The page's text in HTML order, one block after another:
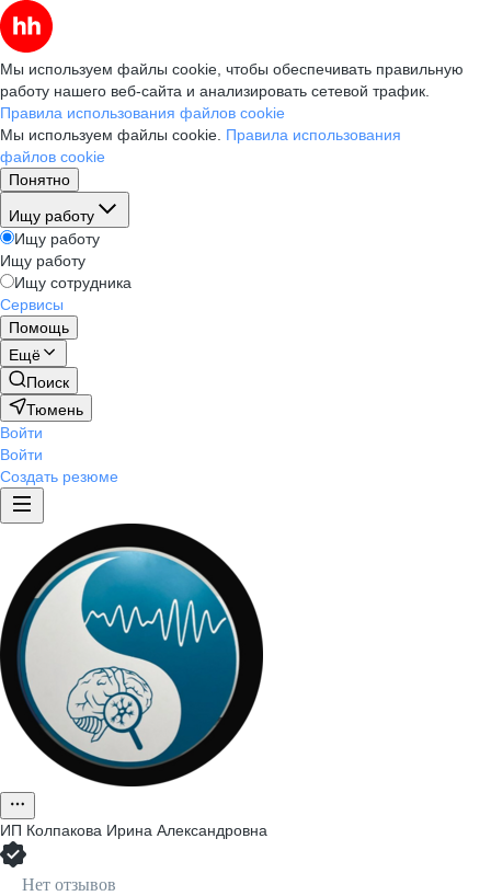
Мы используем файлы cookie, чтобы обеспечивать правильную
работу нашего веб-сайта и анализировать сетевой трафик.
Правила использования файлов cookie
Мы используем файлы cookie. Правила использования
файлов cookie
Понятно
Ищу работу
Ищу работу
Ищу работу
Ищу сотрудника
Сервисы
Помощь
Ещё
Поиск
Тюмень
Войти
Войти
Создать резюме
ИП Колпакова Ирина Александровна
Нет отзывов